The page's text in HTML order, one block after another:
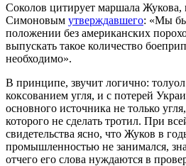
Соколов цитирует маршала Жукова,
Симоновым утверждавшего: «Мы
положении без американских
выпускать такое количество
необходимо».
В принципе, звучит логично: толуол
коксованием угля, и с потерей
основного источника не только
которого не сделать тротил. При
свидетельства ясно, что Жуков в
промышленностью не занимался,
отчего его слова нуждаются в